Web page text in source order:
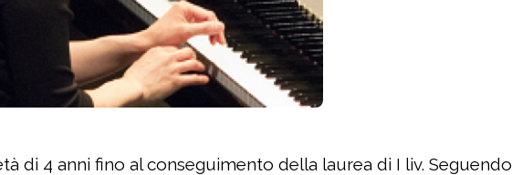
di 4 anni fino al conseguimento della laurea di I liv. Seguendo